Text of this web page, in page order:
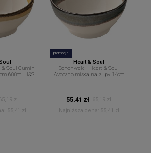
& Soul Cumin
600ml H&S
65,19 zł
55,41 zł
promocja
Heart & Soul
Schonwald - Heart & Soul
Avocado miska na zupy 14cm
55,41 zł 65,19 zł
Najniższa cena:
55,41 zł